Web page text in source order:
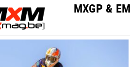
MXGP &